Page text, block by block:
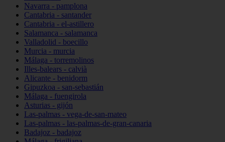
Navarra - pamplona
Cantabria - santander
Cantabria - el-astillero
Salamanca - salamanca
Valladolid - boecillo
Murcia - murcia
Málaga - torremolinos
Illes-balears - calvià
Alicante - benidorm
Gipuzkoa - san-sebastián
Málaga - fuengirola
Asturias - gijón
Las-palmas - vega-de-san-mateo
Las-palmas - las-palmas-de-gran-canaria
Badajoz - badajoz